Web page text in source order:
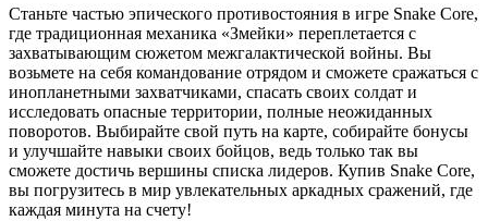
Станьте частью эпического противостояния в игре Snake Core,
где традиционная механика «Змейки» переплетается с
захватывающим сюжетом межгалактической войны. Вы
возьмете на себя командование отрядом и сможете сражаться с
инопланетными захватчиками, спасать своих солдат и
исследовать опасные территории, полные неожиданных
поворотов. Выбирайте свой путь на карте, собирайте бонусы
и улучшайте навыки своих бойцов, ведь только так вы
сможете достичь вершины списка лидеров. Купив Snake Core,
вы погрузитесь в мир увлекательных аркадных сражений, где
каждая минута на счету!